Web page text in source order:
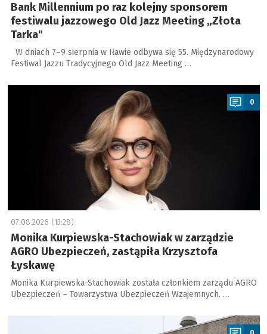
Bank Millennium po raz kolejny sponsorem
festiwalu jazzowego Old Jazz Meeting „Złota
Tarka"
W dniach 7–9 sierpnia w Iławie odbywa się 55. Międzynarodowy
Festiwal Jazzu Tradycyjnego Old Jazz Meeting …
a
0
07.08.2026 (13:28)
Monika Kurpiewska-Stachowiak w zarządzie
AGRO Ubezpieczeń, zastąpiła Krzysztofa
Łyskawę
Monika Kurpiewska-Stachowiak została członkiem zarządu AGRO
Ubezpieczeń – Towarzystwa Ubezpieczeń Wzajemnych. …